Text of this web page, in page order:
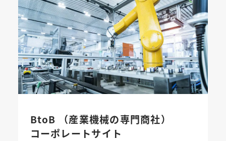
BtoB （産業機械の専門商社）
コーポレートサイト